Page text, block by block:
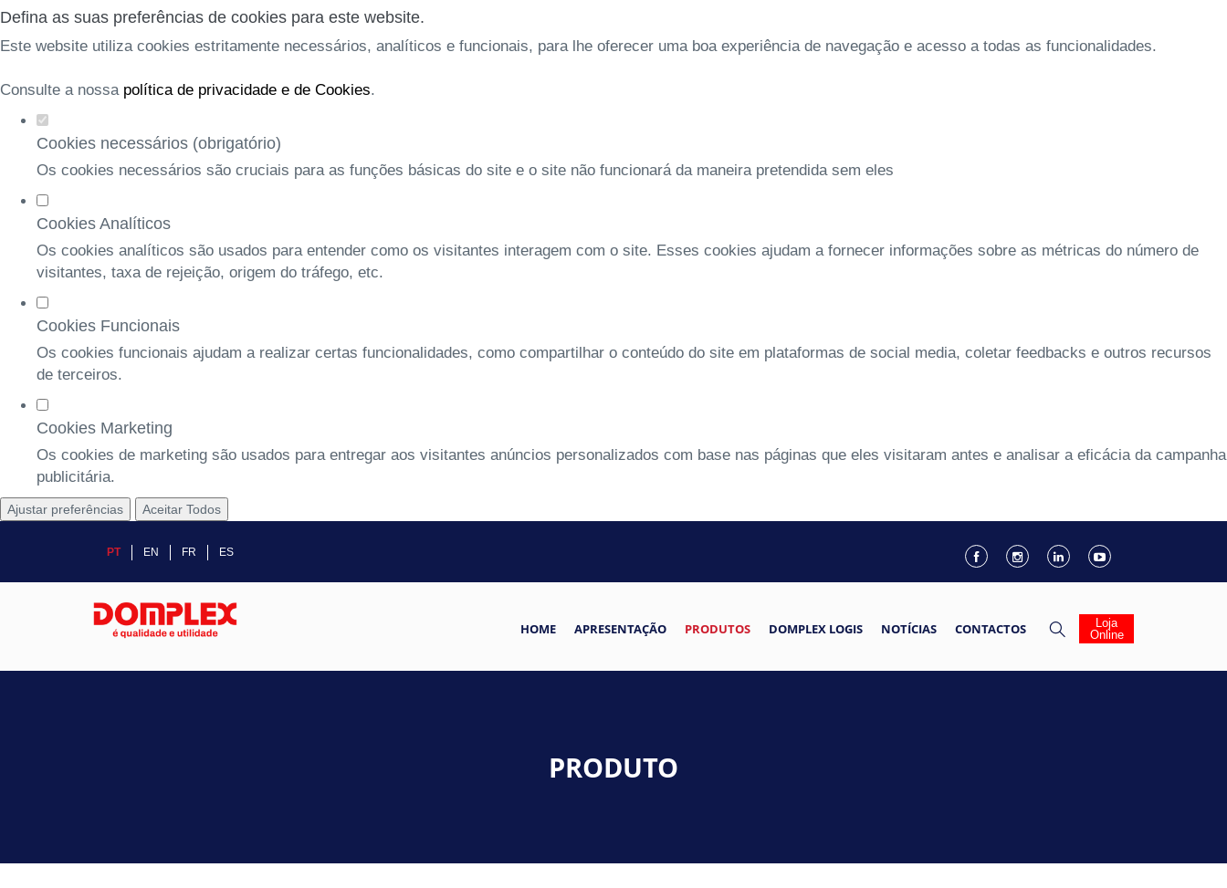
Defina as suas preferências de cookies para este website.
Este website utiliza cookies estritamente necessários, analíticos e funcionais, para lhe oferecer uma boa experiência de navegação e acesso a todas as funcionalidades.
Consulte a nossa política de privacidade e de Cookies.
Cookies necessários (obrigatório)
Os cookies necessários são cruciais para as funções básicas do site e o site não funcionará da maneira pretendida sem eles
Cookies Analíticos
Os cookies analíticos são usados para entender como os visitantes interagem com o site. Esses cookies ajudam a fornecer informações sobre as métricas do número de
visitantes, taxa de rejeição, origem do tráfego, etc.
Cookies Funcionais
Os cookies funcionais ajudam a realizar certas funcionalidades, como compartilhar o conteúdo do site em plataformas de social media, coletar feedbacks e outros recursos
de terceiros.
Cookies Marketing
Os cookies de marketing são usados para entregar aos visitantes anúncios personalizados com base nas páginas que eles visitaram antes e analisar a eficácia da campanha
publicitária.
Ajustar preferências Aceitar Todos
PT EN FR ES
HOME APRESENTAÇÃO PRODUTOS DOMPLEX LOGIS NOTÍCIAS CONTACTOS
Loja
Online
PRODUTO